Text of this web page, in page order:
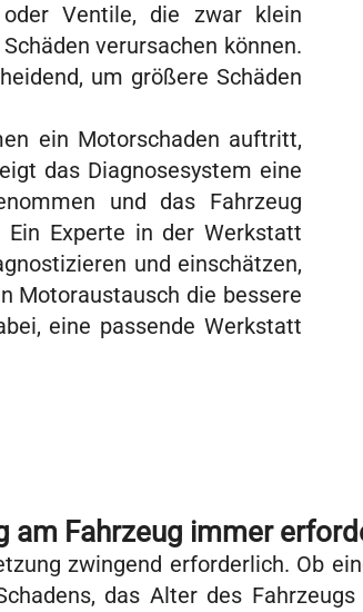
Ventile, die zwar klein
verursachen können.
um größere Schäden
ein Motorschaden auftritt,
das Diagnosesystem eine
und das Fahrzeug
Experte in der Werkstatt
und einschätzen,
Motoraustausch die bessere
eine passende Werkstatt
am Fahrzeug immer
zwingend erforderlich. Ob
das Alter des